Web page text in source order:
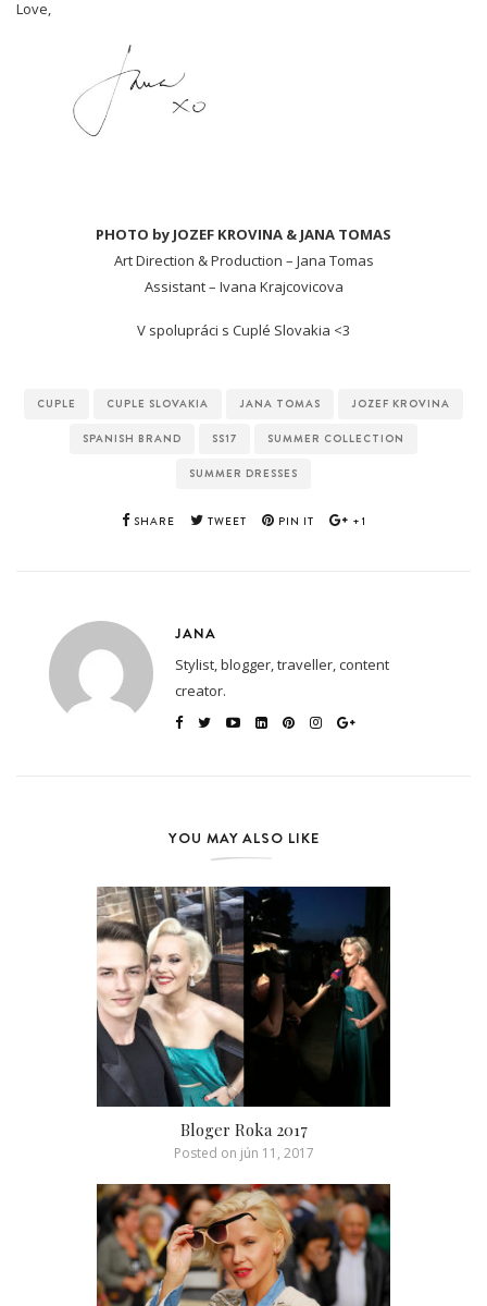
Love,
PHOTO by JOZEF KROVINA & JANA TOMAS
Art Direction & Production – Jana Tomas
Assistant – Ivana Krajcovicova
V spolupráci s Cuplé Slovakia <3
CUPLE CUPLE SLOVAKIA JANA TOMAS JOZEF KROVINA
SPANISH BRAND SS17 SUMMER COLLECTION
SUMMER DRESSES
SHARE TWEET PIN IT +1
JANA
Stylist, blogger, traveller, content
creator.
YOU MAY ALSO LIKE
Bloger Roka 2017
Posted on jún 11, 2017